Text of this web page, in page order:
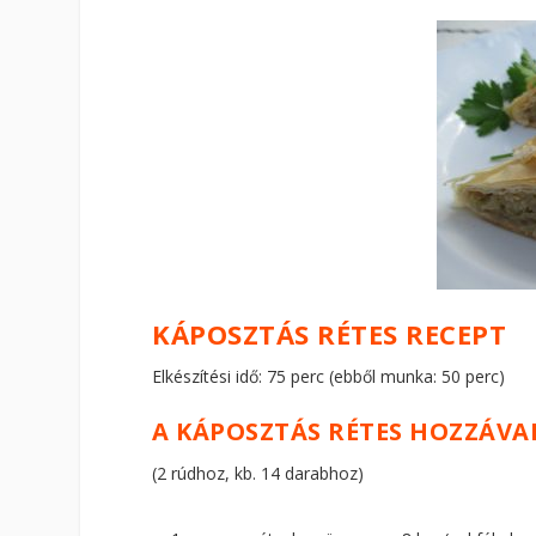
KÁPOSZTÁS RÉTES RECEPT
Elkészítési idő: 75 perc (ebből munka: 50 perc)
A KÁPOSZTÁS RÉTES
(2 rúdhoz, kb. 14 darabhoz)